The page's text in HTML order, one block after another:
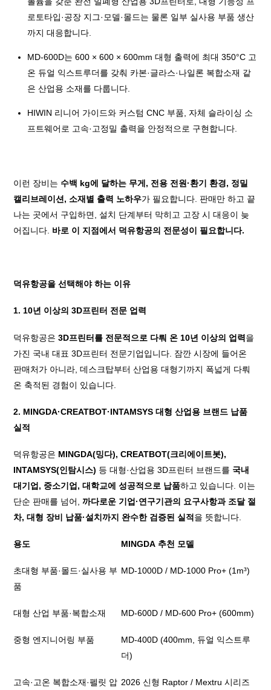
로토타입·공장 지그·모델·몰드는 물론 일부 실사용 부품 생산
까지 대응합니다.
MD-600D는 600 × 600 × 600mm 대형 출력에 최대 350°C 고
온 듀얼 익스트루더를 갖춰 카본·글라스·나일론 복합소재 같
은 산업용 소재를 다룹니다.
HIWIN 리니어 가이드와 커스텀 CNC 부품, 자체 슬라이싱 소
프트웨어로 고속·고정밀 출력을 안정적으로 구현합니다.
이런 장비는 수백 kg에 달하는 무게, 전용 전원·환기 환경, 정밀
캘리브레이션, 소재별 출력 노하우가 필요합니다. 판매만 하고 끝
나는 곳에서 구입하면, 설치 단계부터 막히고 고장 시 대응이 늦
어집니다. 바로 이 지점에서 덕유항공의 전문성이 필요합니다.
덕유항공을 선택해야 하는 이유
1. 10년 이상의 3D프린터 전문 업력
덕유항공은3D프린터를 전문적으로 다뤄 온 10년 이상의 업력을
가진 국내 대표 3D프린터 전문기업입니다. 잠깐 시장에 들어온
판매처가 아니라, 데스크탑부터 산업용 대형기까지 폭넓게 다뤄
온 축적된 경험이 있습니다.
2. MINGDA·CREATBOT·INTAMSYS 대형 산업용 브랜드 납품
실적
덕유항공은 MINGDA(밍다), CREATBOT(크리에이트봇),
INTAMSYS(인탐시스) 등 대형·산업용 3D프린터 브랜드를 국내
대기업, 중소기업, 대학교에 성공적으로 납품하고 있습니다. 이는
단순 판매를 넘어,까다로운 기업·연구기관의 요구사항과 조달 절
차, 대형 장비 납품·설치까지 완수한 검증된 실적 을 뜻합니다.
용도 MINGDA 추천 모델
초대형 부품·몰드·실사용 부
품
MD-1000D / MD-1000 Pro+ (1m³)
대형 산업 부품·복합소재 MD-600D / MD-600 Pro+ (600mm)
중형 엔지니어링 부품 MD-400D (400mm, 듀얼 익스트루
더)
고속· 고온 복합소재·펠릿 압 2026 신형 Raptor / Mextru시리즈